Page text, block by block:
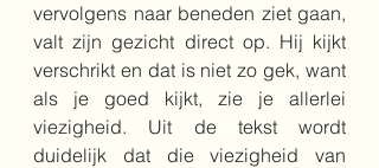
vervolgens naar beneden ziet gaan,
valt zijn gezicht direct op. Hij kijkt
verschrikt en dat is niet zo gek, want
als je goed kijkt, zie je allerlei
viezigheid. Uit de tekst wordt
duidelijk dat die viezigheid van